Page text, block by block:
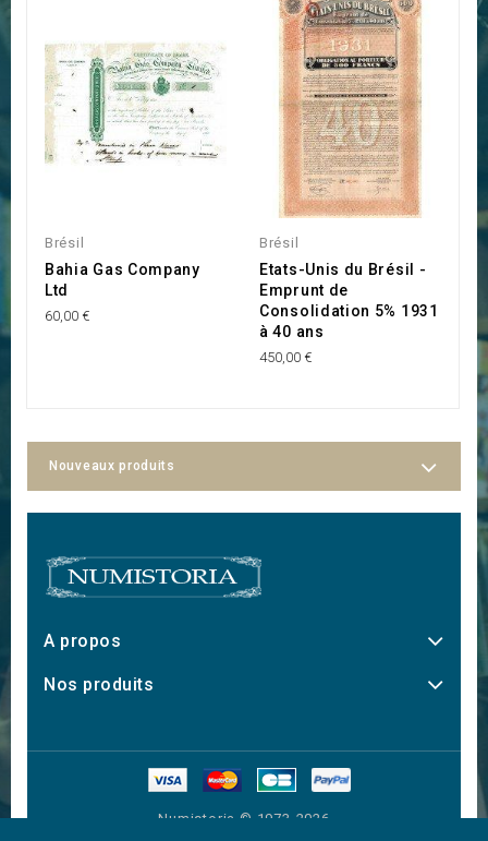
Brésil
Bahia Gas Company
Ltd
60,00 €
Brésil
Etats-Unis du Brésil -
Emprunt de
Consolidation 5% 1931
à 40 ans
450,00 €
Nouveaux produits
A propos
Nos produits
Numistoria © 1973-2026